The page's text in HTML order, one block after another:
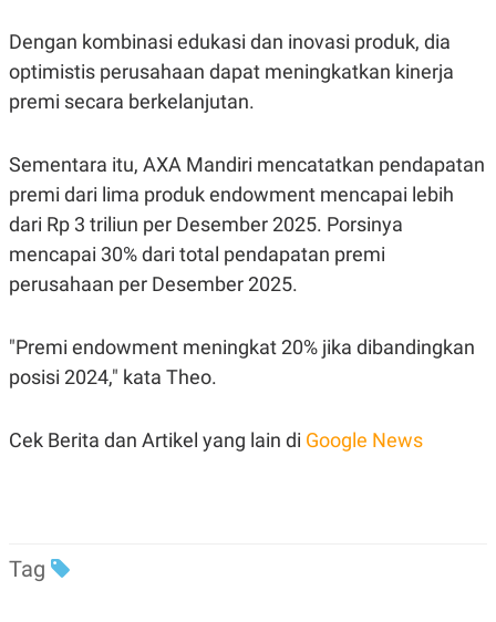
A
A
C
A
J
E
I
N
P
P
E
D
E
R
I
N
G
G
M
D
Dengan kombinasi edukasi dan inovasi produk, dia
optimistis perusahaan dapat meningkatkan kinerja
premi secara berkelanjutan.
Sementara itu, AXA Mandiri mencatatkan pendapatan
premi dari lima produk endowment mencapai lebih
dari Rp 3 triliun per Desember 2025. Porsinya
mencapai 30% dari total pendapatan premi
perusahaan per Desember 2025.
"Premi endowment meningkat 20% jika dibandingkan
posisi 2024," kata Theo.
Cek Berita dan Artikel yang lain di Google News
Tag